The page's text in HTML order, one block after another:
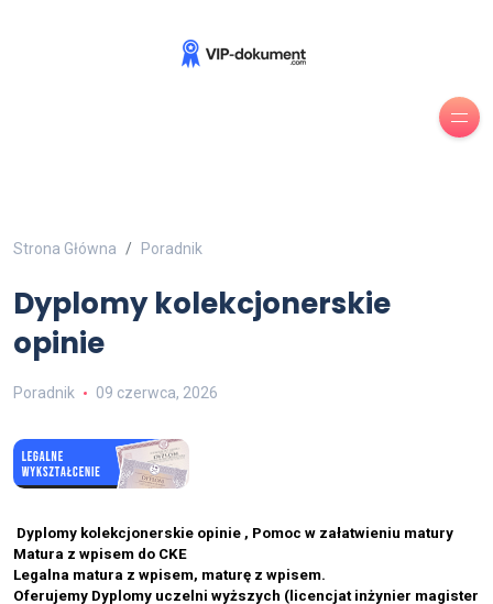
Strona Główna Poradnik
Dyplomy kolekcjonerskie
opinie
Poradnik 09 czerwca, 2026
Dyplomy kolekcjonerskie opinie , Pomoc w załatwieniu matury
Matura z wpisem do CKE
Legalna matura z wpisem, maturę z wpisem.
Oferujemy Dyplomy uczelni wyższych (licencjat inżynier magister